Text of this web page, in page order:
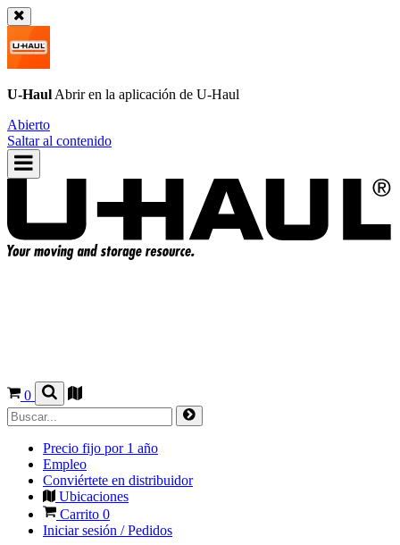
U-Haul Abrir en la aplicación de U-Haul
Abierto
Saltar al contenido
0
Precio fijo por 1 año
Empleo
Conviértete en distribuidor
Ubicaciones
Carrito 0
Iniciar sesión / Pedidos